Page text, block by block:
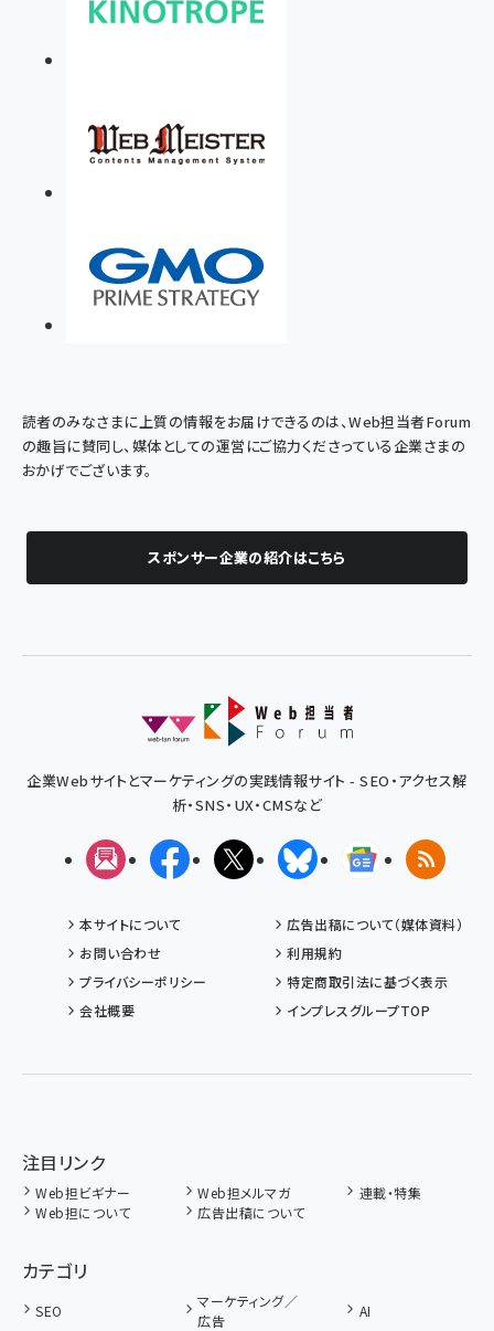
読者のみなさまに上質の情報をお届けできるのは、Web担当者Forum
の趣旨に賛同し、媒体としての運営にご協力くださっている企業さまの
おかげでございます。
スポンサー企業の紹介はこちら
企業Webサイトとマーケティングの実践情報サイト - SEO・アクセス解
析・SNS・UX・CMSなど
メルマガFacebookX(エックス)BlueskyGoogleニュ
RSS
本サイトについて
広告出稿について（媒体資料）
お問い合わせ
利用規約
プライバシーポリシー
特定商取引法に基づく表示
会社概要
インプレスグループTOP
注目リンク
Web担ビギナー Web担メルマガ
連載・特集
Web担について
広告出稿について
カテゴリ
SEO
マーケティング／
広告
AI